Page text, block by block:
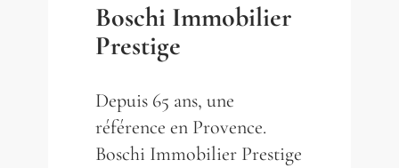
Boschi Immobilier
Prestige
Depuis 65 ans, une
référence en Provence.
Boschi Immobilier Prestige